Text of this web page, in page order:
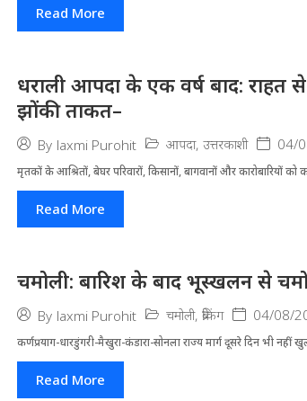
Read More
धराली आपदा के एक वर्ष बाद: राहत से
झोंकी ताकत–
By laxmi Purohit आपदा, उत्तरकाशी 04/
मृतकों के आश्रितों, बेघर परिवारों, किसानों, बागवानों और कारोबारियों
Read More
चमोली: बारिश के बाद भूस्खलन से
By laxmi Purohit चमोली, ब्रेकिंग 04/08/
कर्णप्रयाग-धारडुंगरी-मैखुरा-कंडारा-सोनला राज्य मार्ग दूसरे दिन भी
Read More